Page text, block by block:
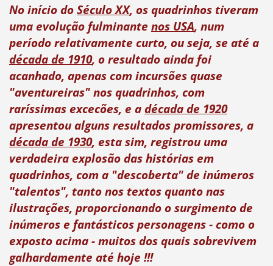
No início doSéculo XX, os quadrinhos tiveram
uma evolução fulminante nos USA, num
período relativamente curto, ou seja, se até a
década de 1910, o resultado ainda foi
acanhado, apenas com incursões quase
"aventureiras" nos quadrinhos, com
raríssimas excecões, e adécada de 1920
apresentou alguns resultados promissores, a
década de 1930, esta sim, registrou uma
verdadeira explosão das histórias em
quadrinhos, com a "descoberta" de inúmeros
"talentos", tanto nos textos quanto nas
ilustrações, proporcionando o surgimento de
inúmeros e fantásticos personagens - como o
exposto acima - muitos dos quais sobrevivem
galhardamente até hoje !!!